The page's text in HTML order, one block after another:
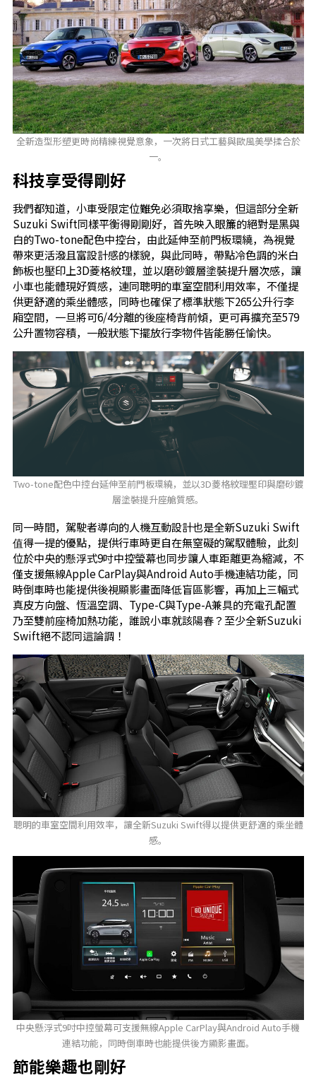
全新造型形塑更時尚精練視覺意象，一次將日式工藝與歐風美學揉合於
一。
科技享受得剛好
我們都知道，小車受限定位難免必須取捨享樂，但這部分全新
Suzuki Swift同樣平衡得剛剛好，首先映入眼簾的絕對是黑與
白的Two-tone配色中控台，由此延伸至前門板環繞，為視覺
帶來更活潑且富設計感的樣貌，與此同時，帶點冷色調的米白
飾板也壓印上3D菱格紋理，並以磨砂鍍層塗裝提升層次感，讓
小車也能體現好質感，連同聰明的車室空間利用效率，不僅提
供更舒適的乘坐體感，同時也確保了標準狀態下265公升行李
廂空間，一旦將可6/4分離的後座椅背前傾，更可再擴充至579
公升置物容積，一般狀態下擺放行李物件皆能勝任愉快。
Two-tone配色中控台延伸至前門板環繞，並以3D菱格紋理壓印與磨砂鍍
層塗裝提升座艙質感。
同一時間，駕駛者導向的人機互動設計也是全新Suzuki Swift
值得一提的優點，提供行車時更自在無窒礙的駕馭體驗，此刻
位於中央的懸浮式9吋中控螢幕也同步讓人車距離更為縮減，不
僅支援無線Apple CarPlay與Android Auto手機連結功能，同
時倒車時也能提供後視顯影畫面降低盲區影響，再加上三輻式
真皮方向盤、恆溫空調、Type-C與Type-A兼具的充電孔配置
乃至雙前座椅加熱功能，誰說小車就該陽春？至少全新Suzuki
Swift絕不認同這論調！
聰明的車室空間利用效率，讓全新Suzuki Swift得以提供更舒適的乘坐體
感。
中央懸浮式9吋中控螢幕可支援無線Apple CarPlay與Android Auto手機
連結功能，同時倒車時也能提供後方顯影畫面。
節能樂趣也剛好